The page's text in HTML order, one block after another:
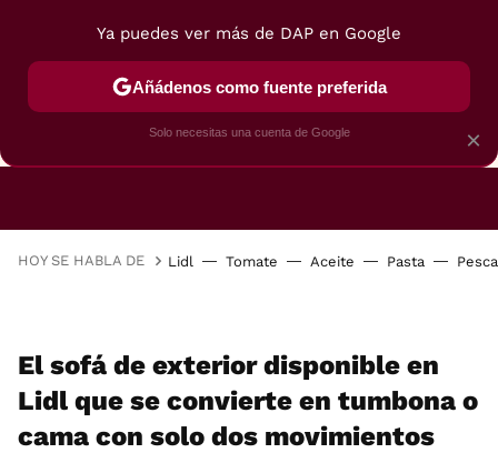
FREIDORAS DE AIRE GUÍAS DE
HOY SE HABLA DE Lidl Tomate Aceite Pasta
El sofá de exterior disponible en
Lidl que se convierte en tumbona o
cama con solo dos movimientos
×
Ya puedes ver más de DAP en Google
Añádenos como fuente preferida
Solo necesitas una cuenta de Google